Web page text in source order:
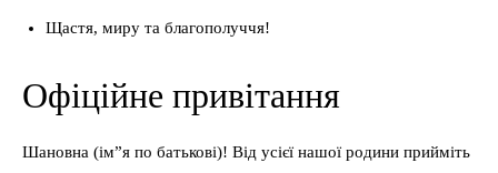
Щастя, миру та благополуччя!
Офіційне привітання
Шановна (ім”я по батькові)! Від усієї нашої родини прийміть